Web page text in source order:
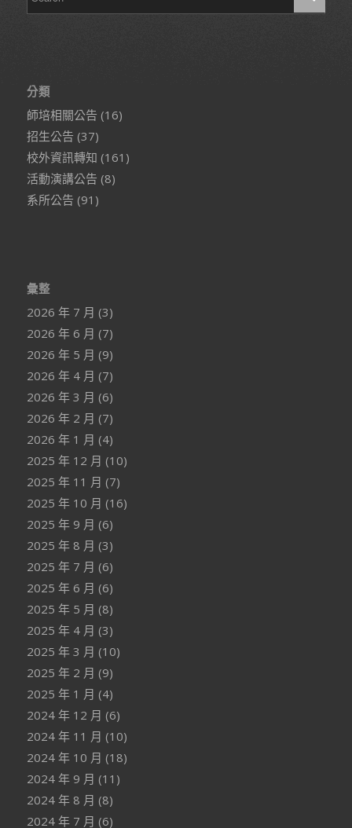
分類
師培相關公告 (16)
招生公告 (37)
校外資訊轉知 (161)
活動演講公告 (8)
系所公告 (91)
彙整
2026 年 7 月 (3)
2026 年 6 月 (7)
2026 年 5 月 (9)
2026 年 4 月 (7)
2026 年 3 月 (6)
2026 年 2 月 (7)
2026 年 1 月 (4)
2025 年 12 月 (10)
2025 年 11 月 (7)
2025 年 10 月 (16)
2025 年 9 月 (6)
2025 年 8 月 (3)
2025 年 7 月 (6)
2025 年 6 月 (6)
2025 年 5 月 (8)
2025 年 4 月 (3)
2025 年 3 月 (10)
2025 年 2 月 (9)
2025 年 1 月 (4)
2024 年 12 月 (6)
2024 年 11 月 (10)
2024 年 10 月 (18)
2024 年 9 月 (11)
2024 年 8 月 (8)
2024 年 7 月 (6)